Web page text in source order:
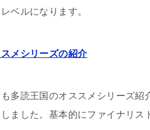
ベルになります。
メシリーズの紹介
多読王国のオススメシリーズ
ました。基本的にファイナリス